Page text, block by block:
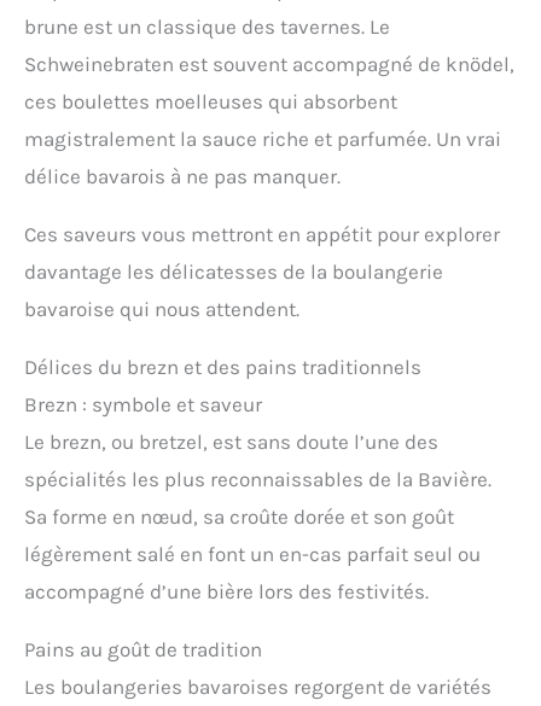
brune est un classique des tavernes. Le
Schweinebraten est souvent accompagné de knödel,
ces boulettes moelleuses qui absorbent
magistralement la sauce riche et parfumée. Un vrai
délice bavarois à ne pas manquer.
Ces saveurs vous mettront en appétit pour explorer
davantage les délicatesses de la boulangerie
bavaroise qui nous attendent.
Délices du brezn et des pains traditionnels
Brezn : symbole et saveur
Le brezn, ou bretzel, est sans doute l’une des
spécialités les plus reconnaissables de la Bavière.
Sa forme en nœud, sa croûte dorée et son goût
légèrement salé en font un en-cas parfait seul ou
accompagné d’une bière lors des festivités.
Pains au goût de tradition
Les boulangeries bavaroises regorgent de variétés